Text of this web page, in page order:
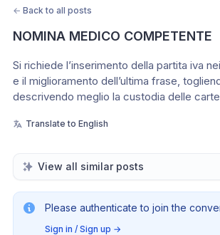
← Back to all posts
NOMINA MEDICO COMPETENTE
Si richiede l’inserimento della partita iva
e il miglioramento dell’ultima frase,
descrivendo meglio la custodia delle
Translate to English
View all similar posts
Please authenticate to join the
Sign in / Sign up →